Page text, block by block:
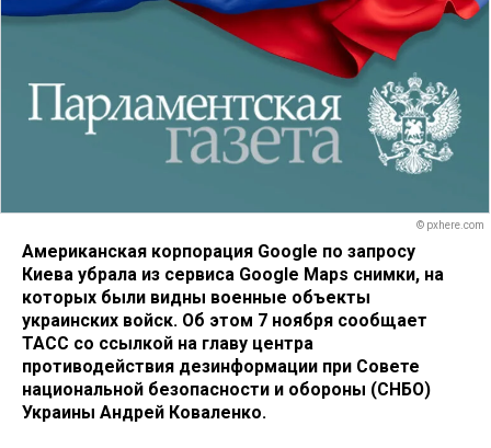
© pxhere.com
Американская корпорация Google по запросу
Киева убрала из сервиса Google Maps снимки, на
которых были видны военные объекты
украинских войск. Об этом 7 ноября сообщает
ТАСС со ссылкой на главу центра
противодействия дезинформации при Совете
национальной безопасности и обороны (СНБО)
Украины Андрей Коваленко.